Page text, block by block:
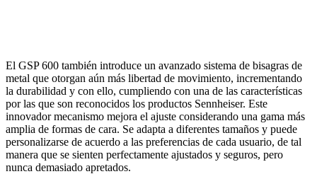
El GSP 600 también introduce un avanzado sistema de bisagras de
metal que otorgan aún más libertad de movimiento, incrementando
la durabilidad y con ello, cumpliendo con una de las características
por las que son reconocidos los productos Sennheiser. Este
innovador mecanismo mejora el ajuste considerando una gama más
amplia de formas de cara. Se adapta a diferentes tamaños y puede
personalizarse de acuerdo a las preferencias de cada usuario, de tal
manera que se sienten perfectamente ajustados y seguros, pero
nunca demasiado apretados.